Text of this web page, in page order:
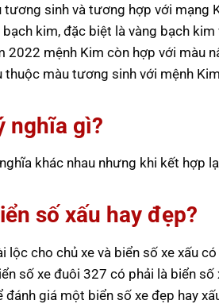
sinh và tương hợp với mạng
kim, đặc biệt là vàng bạch
mệnh Kim còn hợp với màu
thuộc màu tương sinh với mệnh
nghĩa gì?
khác nhau nhưng khi kết hợp
số xấu hay đẹp?
lộc cho chủ xe và biển số xe xấu
số xe đuôi 327 có phải là biển
giá một biển số xe đẹp hay